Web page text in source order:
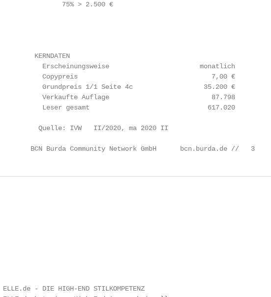
75% > 2.500 €
KERNDATEN
Erscheinungsweise                       monatlich
Copypreis                                  7,00 €
Grundpreis 1/1 Seite 4c                  35.200 €
Verkaufte Auflage                          87.798
Leser gesamt                              617.020
Quelle: IVW   II/2020, ma 2020 II
BCN Burda Community Network GmbH      bcn.burda.de //   3
- DIE HIGH-END STILKOMPETENZ